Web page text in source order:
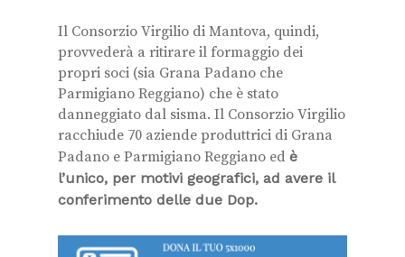
Il Consorzio Virgilio di Mantova, quindi,
provvederà a ritirare il formaggio dei
propri soci (sia Grana Padano che
Parmigiano Reggiano) che è stato
danneggiato dal sisma. Il Consorzio Virgilio
racchiude 70 aziende produttrici di Grana
Padano e Parmigiano Reggiano ed è
l’unico, per motivi geografici, ad avere il
conferimento delle due Dop.